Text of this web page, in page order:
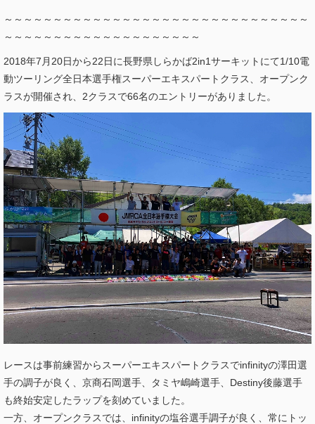
～～～～～～～～～～～～～～～～～～～～～～～～～～～～～～～
～～～～～～～～～～～～～～～～～～～～
2018年7月20日から22日に長野県しらかば2in1サーキットにて1/10電
動ツーリング全日本選手権スーパーエキスパートクラス、オープンク
ラスが開催され、2クラスで66名のエントリーがありました。
レースは事前練習からスーパーエキスパートクラスでinfinityの澤田選
手の調子が良く、京商石岡選手、タミヤ嶋崎選手、Destiny後藤選手
も終始安定したラップを刻めていました。
一方、オープンクラスでは、infinityの塩谷選手調子が良く、常にトッ